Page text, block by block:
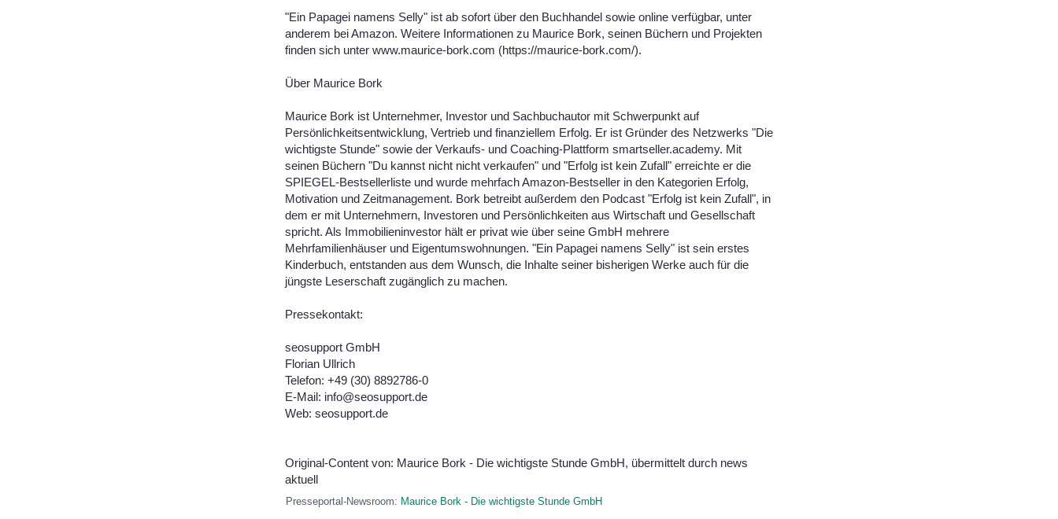
"Ein Papagei namens Selly" ist ab sofort über den Buchhandel sowie online verfügbar, unter
anderem bei Amazon. Weitere Informationen zu Maurice Bork, seinen Büchern und Projekten
finden sich unter www.maurice-bork.com (https://maurice-bork.com/).
Über Maurice Bork
Maurice Bork ist Unternehmer, Investor und Sachbuchautor mit Schwerpunkt auf
Persönlichkeitsentwicklung, Vertrieb und finanziellem Erfolg. Er ist Gründer des Netzwerks "Die
wichtigste Stunde" sowie der Verkaufs- und Coaching-Plattform smartseller.academy. Mit
seinen Büchern "Du kannst nicht nicht verkaufen" und "Erfolg ist kein Zufall" erreichte er die
SPIEGEL-Bestsellerliste und wurde mehrfach Amazon-Bestseller in den Kategorien Erfolg,
Motivation und Zeitmanagement. Bork betreibt außerdem den Podcast "Erfolg ist kein Zufall", in
dem er mit Unternehmern, Investoren und Persönlichkeiten aus Wirtschaft und Gesellschaft
spricht. Als Immobilieninvestor hält er privat wie über seine GmbH mehrere
Mehrfamilienhäuser und Eigentumswohnungen. "Ein Papagei namens Selly" ist sein erstes
Kinderbuch, entstanden aus dem Wunsch, die Inhalte seiner bisherigen Werke auch für die
jüngste Leserschaft zugänglich zu machen.
Pressekontakt:
seosupport GmbH
Florian Ullrich
Telefon: +49 (30) 8892786-0
E-Mail: info@seosupport.de
Web: seosupport.de
Original-Content von: Maurice Bork - Die wichtigste Stunde GmbH, übermittelt durch news
aktuell
Presseportal-Newsroom: Maurice Bork - Die wichtigste Stunde GmbH